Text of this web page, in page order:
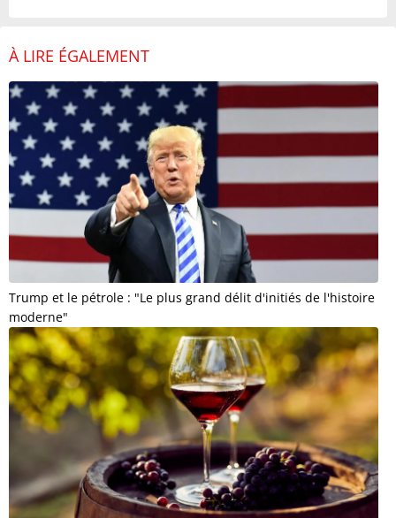
À LIRE ÉGALEMENT
Trump et le pétrole : "Le plus grand délit d'initiés de l'histoire
moderne"